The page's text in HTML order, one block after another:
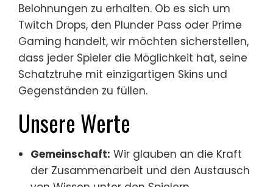
Belohnungen zu erhalten. Ob es sich um
Twitch Drops, den Plunder Pass oder Prime
Gaming handelt, wir möchten sicherstellen,
dass jeder Spieler die Möglichkeit hat, seine
Schatztruhe mit einzigartigen Skins und
Gegenständen zu füllen.
Unsere Werte
Gemeinschaft: Wir glauben an die Kraft
der Zusammenarbeit und den Austausch